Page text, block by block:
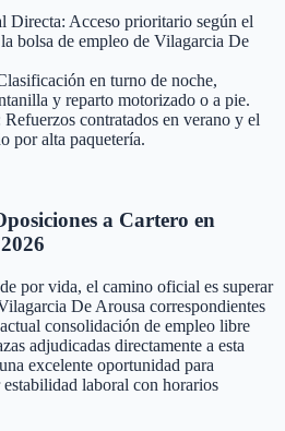
Directa: Acceso prioritario según el
bolsa de empleo de Vilagarcia De
en turno de noche,
y reparto motorizado o a pie.
Refuerzos contratados en verano y el
por alta paquetería.
a Cartero en
por vida, el camino oficial es superar
De Arousa correspondientes
consolidación de empleo libre
adjudicadas directamente a esta
excelente oportunidad para
laboral con horarios